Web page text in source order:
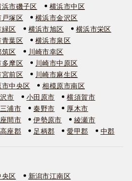
浜市磯子区
横浜市中区
塚区
横浜市金沢区
区 横浜市旭区
横浜市栄区
葉区
横浜市泉区
区
川崎市幸区
多摩区
川崎市中原区
宮前区
川崎市麻生区
中央区
相模原市南区
市 小田原市
横須賀市
三浦市 秦野市
厚木市
座間市 伊勢原市
綾瀬市
高座郡 足柄郡 愛甲郡 中郡
区
新潟市江南区